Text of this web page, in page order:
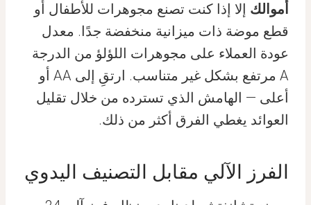
أموالك إلا إذا كنت تصنع مجوهرات للأطفال أو
قطع موضة ذات ميزانية منخفضة جدًا. معدل
عودة العملاء على مجوهرات اللؤلؤ من الدرجة
A مرتفع بشكل غير متناسب. ارتقِ إلى AA أو
أعلى — الهامش الذي تسترده من خلال تقليل
العوائد يغطي الفرق أكثر من ذلك.
الفرز الآلي مقابل التصنيف اليدوي